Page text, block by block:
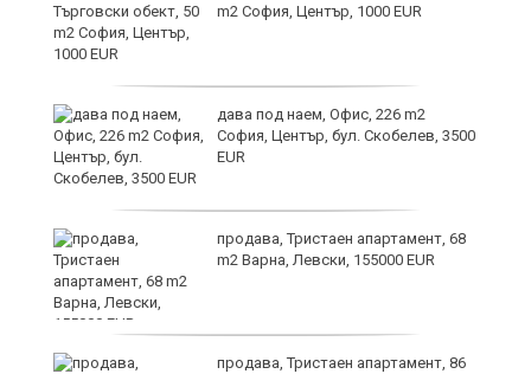
m2 София, Център, 1000 EUR
дава под наем, Офис, 226 m2
София, Център, бул. Скобелев, 3500
EUR
продава, Тристаен апартамент, 68
m2 Варна, Левски, 155000 EUR
продава, Тристаен апартамент, 86